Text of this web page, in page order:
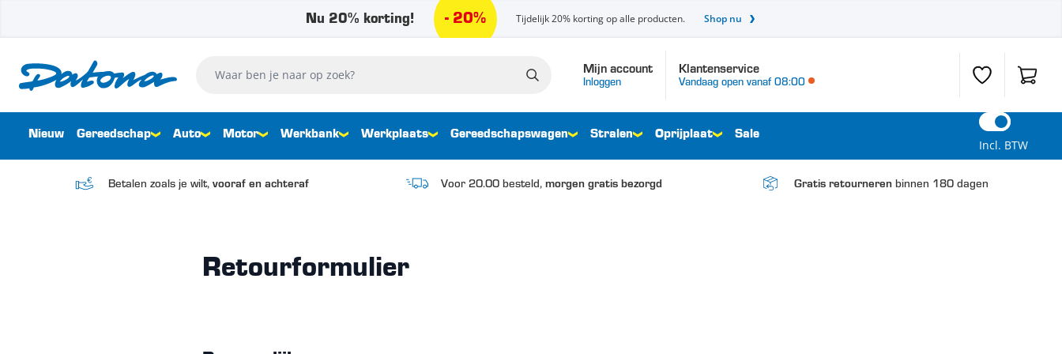
Nu 20% korting! - 20% Tijdelijk 20% korting op alle producten. Shop nu
Mijn account
Inloggen
Klantenservice
Vandaag open vanaf 08:00 Verlanglijst
Waar ben je naar op zoek?
Nieuw Gereedschap Auto Motor Werkbank Werkplaats Gereedschapswagen Stralen Oprijplaat Sale
Incl. BTW
Betalen zoals je wilt,vooraf en achteraf Voor 20.00 besteld, morgen gratis bezorgd Gratis retournerenbinnen 180 dagen
Retourformulier